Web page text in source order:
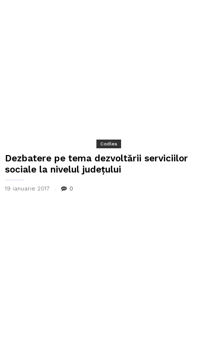
Codlea
Dezbatere pe tema dezvoltării serviciilor
sociale la nivelul județului
19 ianuarie 2017 0